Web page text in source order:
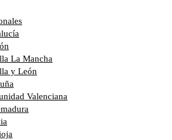
La Mancha
y León
Valenciana